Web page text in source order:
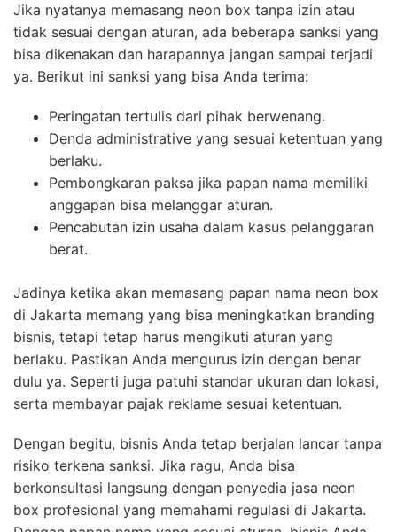
Jika nyatanya memasang neon box tanpa izin atau
tidak sesuai dengan aturan, ada beberapa sanksi yang
bisa dikenakan dan harapannya jangan sampai terjadi
ya. Berikut ini sanksi yang bisa Anda terima:
Peringatan tertulis dari pihak berwenang.
Denda administrative yang sesuai ketentuan yang
berlaku.
Pembongkaran paksa jika papan nama memiliki
anggapan bisa melanggar aturan.
Pencabutan izin usaha dalam kasus pelanggaran
berat.
Jadinya ketika akan memasang papan nama neon box
di Jakarta memang yang bisa meningkatkan branding
bisnis, tetapi tetap harus mengikuti aturan yang
berlaku. Pastikan Anda mengurus izin dengan benar
dulu ya. Seperti juga patuhi standar ukuran dan lokasi,
serta membayar pajak reklame sesuai ketentuan.
Dengan begitu, bisnis Anda tetap berjalan lancar tanpa
risiko terkena sanksi. Jika ragu, Anda bisa
berkonsultasi langsung dengan penyedia jasa neon
box profesional yang memahami regulasi di Jakarta.